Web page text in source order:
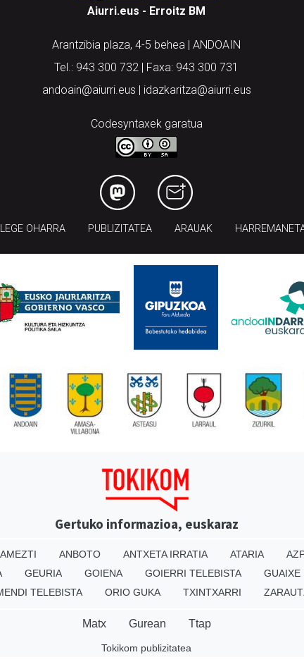
Aiurri.eus - Erroitz BM
Arantzibia plaza, 4-5 behea | ANDOAIN
Tel.: 943 300 732 | Faxa: 943 300 731
andoain@aiurri.eus | idazkaritza@aiurri.eus
Codesyntaxek garatua
LEGE OHARRA PUBLIZITATEA ARAUAK
Gertuko informazioa, euskaraz
AMEZTI ANBOTO ANTXETA IRRATIA ATARIA
GEURIA GOIENA GOIERRI TELEBISTA GUAIXE
TELEBISTA ORIO GUKA TXINTXARRI
Matx Gurean Ttap
Tokikom publizitatea